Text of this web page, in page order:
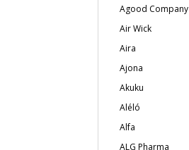
Agood Company
Air Wick
Aira
Ajona
Akuku
Aléló
Alfa
ALG Pharma